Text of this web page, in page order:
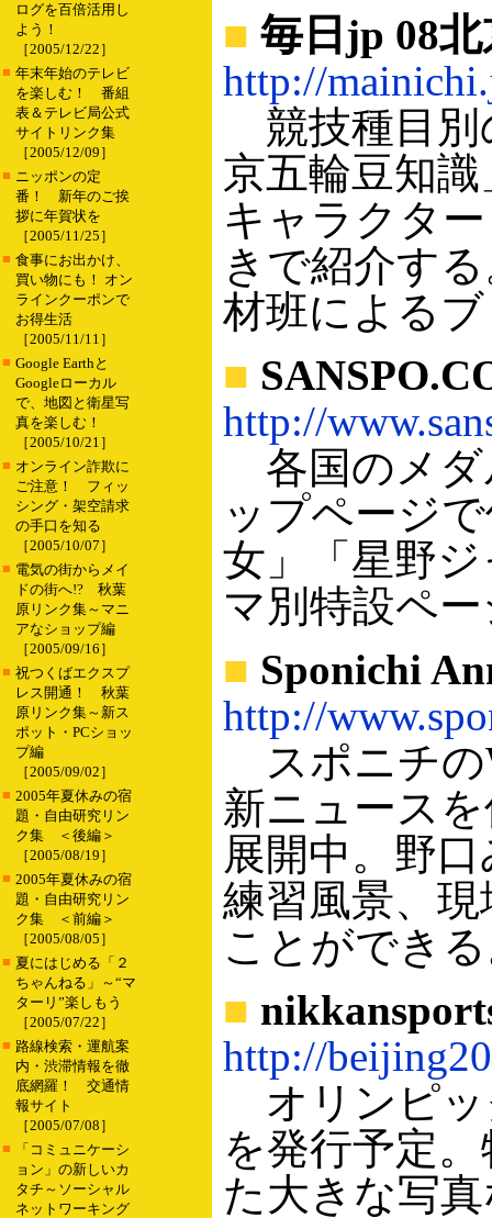
ログを百倍活用し
よう！
［2005/12/22］
■ 年末年始のテレビ
を楽しむ！ 番組
表＆テレビ局公式
サイトリンク集
［2005/12/09］
■ ニッポンの定
番！ 新年のご挨
拶に年賀状を
［2005/11/25］
■ 食事にお出かけ、
買い物にも！ オン
ラインクーポンで
お得生活
［2005/11/11］
■ Google Earthと
Googleローカル
で、地図と衛星写
真を楽しむ！
［2005/10/21］
■ オンライン詐欺に
ご注意！ フィッ
シング・架空請求
の手口を知る
［2005/10/07］
■ 電気の街からメイ
ドの街へ!? 秋葉
原リンク集～マニ
アなショップ編
［2005/09/16］
■ 祝つくばエクスプ
レス開通！ 秋葉
原リンク集～新ス
ポット・PCショッ
プ編
［2005/09/02］
■ 2005年夏休みの宿
題・自由研究リン
ク集 ＜後編＞
［2005/08/19］
■ 2005年夏休みの宿
題・自由研究リン
ク集 ＜前編＞
［2005/08/05］
■ 夏にはじめる「２
ちゃんねる」～“マ
ターリ”楽しもう
［2005/07/22］
■ 路線検索・運航案
内・渋滞情報を徹
底網羅！ 交通情
報サイト
［2005/07/08］
■
「コミュニケーシ
ョン」の新しいカ
タチ～ソーシャル
ネットワーキング
■ 毎日jp 08
http://
競技種目別
京五輪豆知
キャラクタ
きで紹介す
材班による
■
http://
各国のメダ
ップページ
女」「星野
マ別特設ペ
■ Sponichi
http://
スポニチの
新ニュース
展開中。野
練習風景、
ことができ
■
http://
オリンピッ
を発行予定
た大きな写